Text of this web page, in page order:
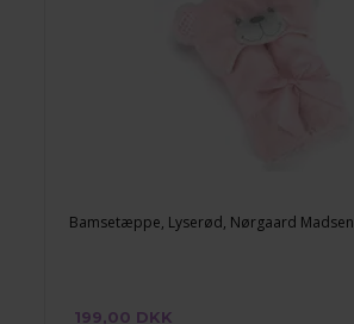
Bamsetæppe, Lyserød, Nørgaard Madsen
199,00 DKK